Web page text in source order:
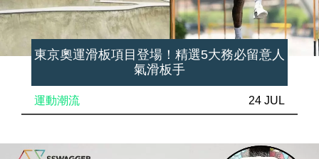
東京奧運滑板項目登場！精選5大務必留意人
氣滑板手
運動潮流 24 JUL